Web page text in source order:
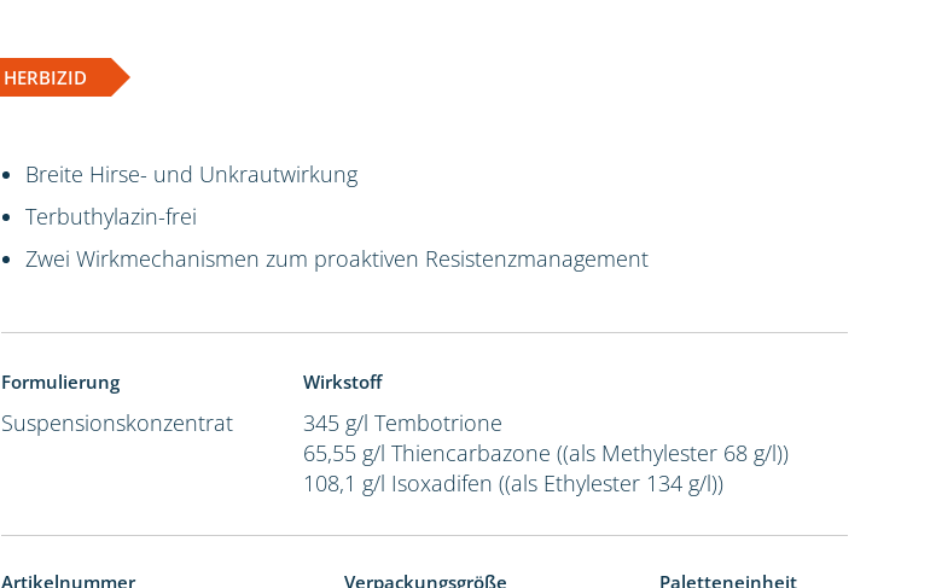
HERBIZID
Breite Hirse- und Unkrautwirkung
Terbuthylazin-frei
Zwei Wirkmechanismen zum proaktiven Resistenzmanagement
Formulierung
Suspensionskonzentrat
Wirkstoff
345 g/l Tembotrione
65,55 g/l Thiencarbazone ((als Methylester 68 g/l))
108,1 g/l Isoxadifen ((als Ethylester 134 g/l))
Artikelnummer Verpackungsgröße Paletteneinheit